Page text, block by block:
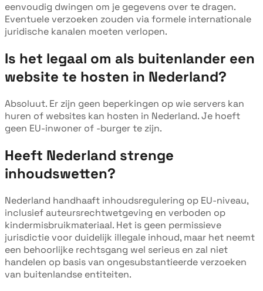
eenvoudig dwingen om je gegevens over te dragen.
Eventuele verzoeken zouden via formele internationale
juridische kanalen moeten verlopen.
Is het legaal om als buitenlander een
website te hosten in Nederland?
Absoluut. Er zijn geen beperkingen op wie servers kan
huren of websites kan hosten in Nederland. Je hoeft
geen EU-inwoner of -burger te zijn.
Heeft Nederland strenge
inhoudswetten?
Nederland handhaaft inhoudsregulering op EU-niveau,
inclusief auteursrechtwetgeving en verboden op
kindermisbruikmateriaal. Het is geen permissieve
jurisdictie voor duidelijk illegale inhoud, maar het neemt
een behoorlijke rechtsgang wel serieus en zal niet
handelen op basis van ongesubstantieerde verzoeken
van buitenlandse entiteiten.